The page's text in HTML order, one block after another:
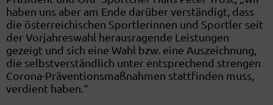
haben uns aber am Ende darüber verständigt, dass
die österreichischen Sportlerinnen und Sportler seit
der Vorjahreswahl herausragende Leistungen
gezeigt und sich eine Wahl bzw. eine Auszeichnung,
die selbstverständlich unter entsprechend strengen
Corona-Präventionsmaßnahmen stattfinden muss,
verdient haben.“